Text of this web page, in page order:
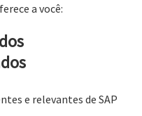
a você:
e relevantes de SAP